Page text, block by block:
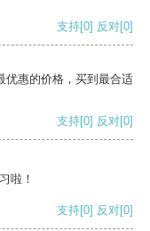
支持[0] 反对[0]
优惠的价格，买到最合适
支持[0] 反对[0]
啦！
支持[0] 反对[0]